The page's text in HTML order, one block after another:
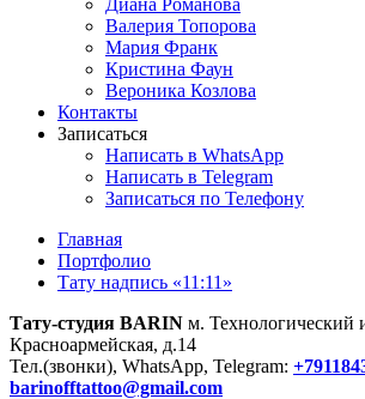
Диана Романова
Валерия Топорова
Мария Франк
Кристина Фаун
Вероника Козлова
Контакты
Записаться
Написать в WhatsApp
Написать в Telegram
Записаться по Телефону
Главная
Портфолио
Тату надпись «11:11»
Тату-студия BARIN м. Технологический
Красноармейская, д.14
Тел.(звонки), WhatsApp, Telegram:
barinofftattoo@gmail.com